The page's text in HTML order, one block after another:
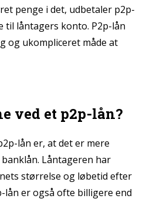
penge i det, udbetaler p2p-
til låntagers konto. P2p-lån
og ukompliceret måde at
ved et p2p-lån?
lån er, at det er mere
Låntageren har
størrelse og løbetid efter
lån er også ofte billigere end